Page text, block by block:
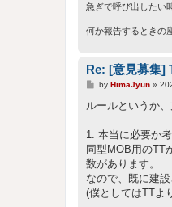
急ぎで呼び出したい
何か報告するときの
Re: [意見募集]
投
記
by HimaJyun»
ルールというか
1. 本当に必要か
同型MOB用のTT
数があります。
なので、既に建
(僕としてはTTよ